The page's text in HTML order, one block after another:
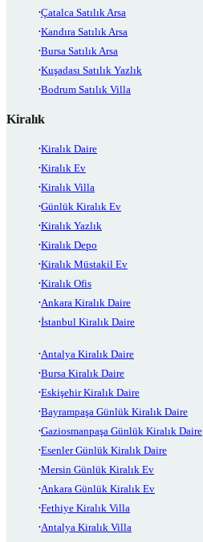
Çatalca Satılık Arsa
Kandıra Satılık Arsa
Bursa Satılık Arsa
Kuşadası Satılık Yazlık
Bodrum Satılık Villa
Kiralık
Kiralık Daire
Kiralık Ev
Kiralık Villa
Günlük Kiralık Ev
Kiralık Yazlık
Kiralık Depo
Kiralık Müstakil Ev
Kiralık Ofis
Ankara Kiralık Daire
İstanbul Kiralık Daire
Antalya Kiralık Daire
Bursa Kiralık Daire
Eskişehir Kiralık Daire
Bayrampaşa Günlük Kiralık Daire
Gaziosmanpaşa Günlük Kiralık Daire
Esenler Günlük Kiralık Daire
Mersin Günlük Kiralık Ev
Ankara Günlük Kiralık Ev
Fethiye Kiralık Villa
Antalya Kiralık Villa